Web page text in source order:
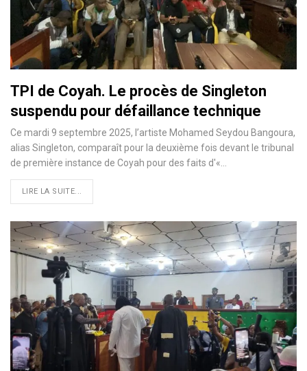
TPI de Coyah. Le procès de Singleton
suspendu pour défaillance technique
Ce mardi 9 septembre 2025, l’artiste Mohamed Seydou Bangoura,
alias Singleton, comparaît pour la deuxième fois devant le tribunal
de première instance de Coyah pour des faits d'«…
LIRE LA SUITE...